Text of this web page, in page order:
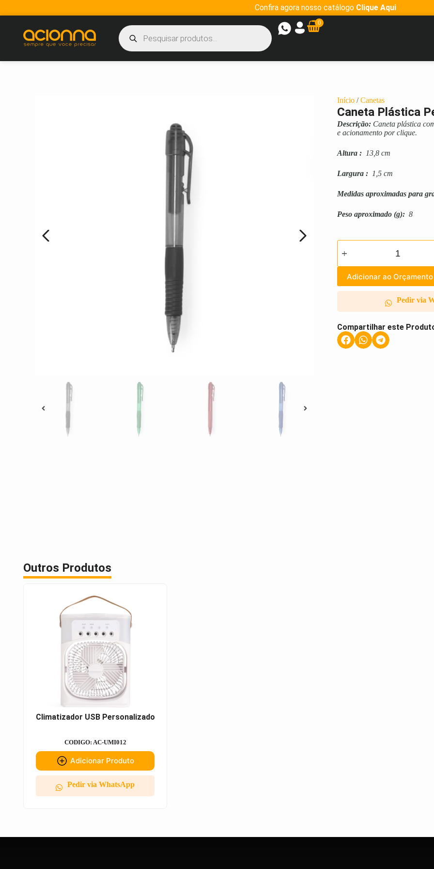
Confira agora nosso catálogo Clique Aqui
0
Início /Canetas
Caneta Plástica
Descrição: Caneta plástica
e acionamento por clique.
Altura : 13,8 cm
Largura : 1,5 cm
Medidas aproximadas para
Peso aproximado (g): 8
Adicionar ao Orçamento
Pedir via
Compartilhar este
Outros Produtos
Climatizador USB Personalizado
CODIGO: AC-UMI012
Adicionar Produto
Pedir via WhatsApp